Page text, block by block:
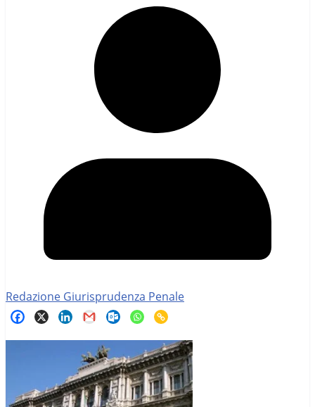
Redazione Giurisprudenza Penale